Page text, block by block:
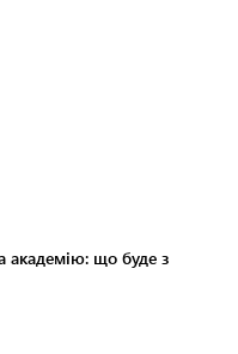
академію: що буде з